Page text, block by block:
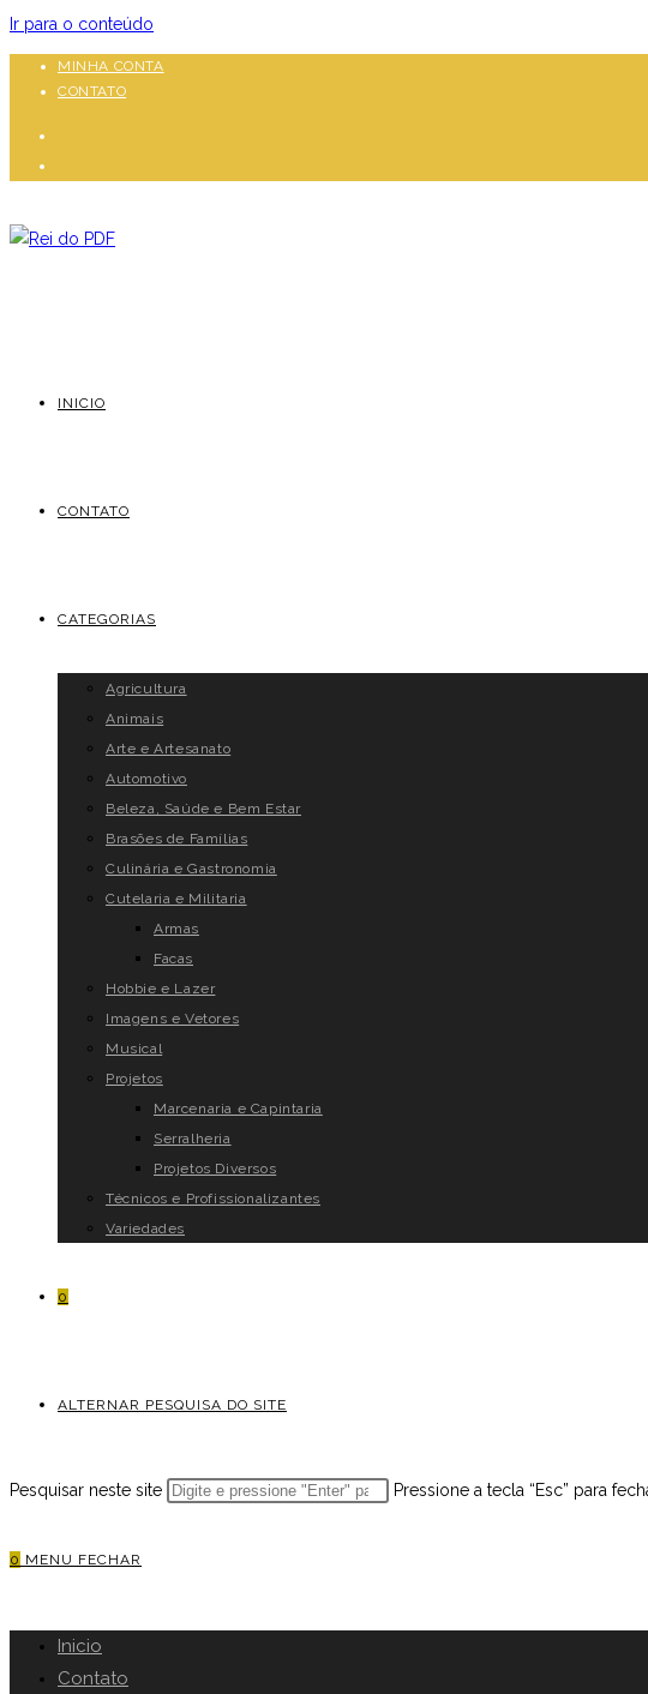
Ir para o conteúdo
MINHA CONTA
CONTATO
INICIO
CONTATO
CATEGORIAS
Agricultura
Animais
Arte e Artesanato
Automotivo
Beleza, Saúde e Bem Estar
Brasões de Famílias
Culinária e Gastronomia
Cutelaria e Militaria
Armas
Facas
Hobbie e Lazer
Imagens e Vetores
Musical
Projetos
Marcenaria e Capintaria
Serralheria
Projetos Diversos
Técnicos e Profissionalizantes
Variedades
0
ALTERNAR PESQUISA DO SITE
Pesquisar neste site Pressione a tecla “Esc” para
0 MENU FECHAR
Inicio
Contato